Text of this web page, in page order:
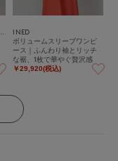
INED
ボリュームスリーブワンピ
ース｜ふんわり袖とリッチ
な裾、1枚で華やぐ贅沢感
￥29,920(税込)